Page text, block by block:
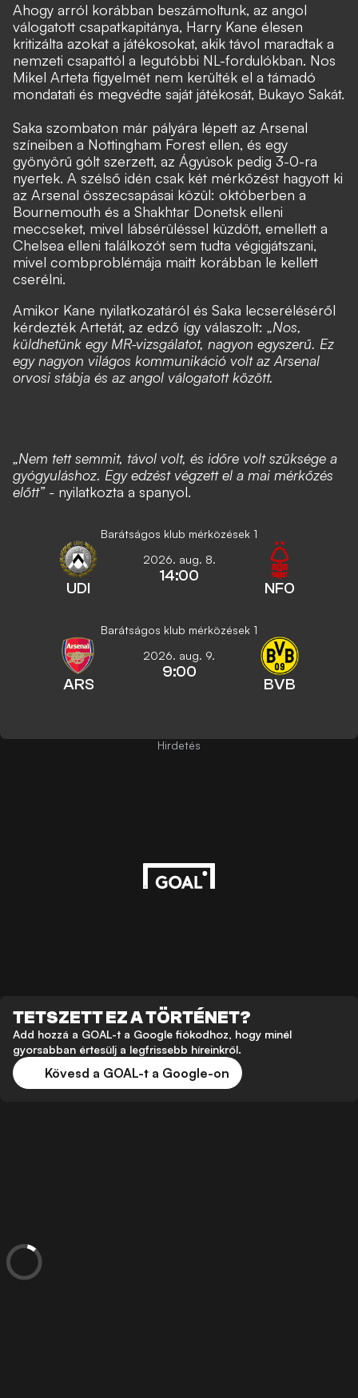
Ahogy arról korábban beszámoltunk, az angol
válogatott csapatkapitánya, Harry Kane élesen
kritizálta azokat a játékosokat, akik távol maradtak a
nemzeti csapattól a legutóbbi NL-fordulókban. Nos
Mikel Arteta figyelmét nem kerülték el a támadó
mondatati és megvédte saját játékosát, Bukayo Sakát.
Saka szombaton már pályára lépett az Arsenal
színeiben a Nottingham Forest ellen, és egy
gyönyörű gólt szerzett, az Ágyúsok pedig 3-0-ra
nyertek. A szélső idén csak két mérkőzést hagyott ki
az Arsenal összecsapásai közül: októberben a
Bournemouth és a Shakhtar Donetsk elleni
meccseket, mivel lábsérüléssel küzdött, emellett a
Chelsea elleni találkozót sem tudta végigjátszani,
mivel combproblémája maitt korábban le kellett
cserélni.
Amikor Kane nyilatkozatáról és Saka lecseréléséről
kérdezték Artetát, az edző így válaszolt: „Nos,
küldhetünk egy MR-vizsgálatot, nagyon egyszerű. Ez
egy nagyon világos kommunikáció volt az Arsenal
orvosi stábja és az angol válogatott között.
„Nem tett semmit, távol volt, és időre volt szüksége a
gyógyuláshoz. Egy edzést végzett el a mai mérkőzés
előtt” - nyilatkozta a spanyol.
Barátságos klub mérközések 1
UDI
2026. aug. 8.
14:00
NFO
Barátságos klub mérközések 1
ARS
2026. aug. 9.
9:00
BVB
Hirdetés
TETSZETT EZ A TÖRTÉNET?
Add hozzá a GOAL-t a Google fiókodhoz, hogy minél
gyorsabban értesülj a legfrissebb híreinkről.
Kövesd a GOAL-t a Google-on